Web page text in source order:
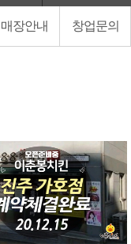
매장안내 창업문의